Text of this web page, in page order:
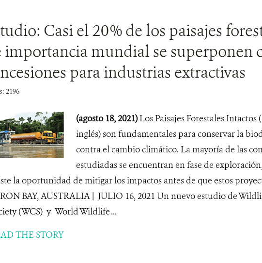
Casi el 20% de los paisajes
importancia mundial se superponen
para industrias extractivas
2196
(agosto 18, 2021)Los Paisajes Forestales Intactos
inglés) son fundamentales para conservar la
contra el cambio climático. La mayoría de las
estudiadas se encuentran en fase de
la oportunidad de mitigar los impactos antes de que estos
BAY, AUSTRALIA | JULIO 16, 2021 Un nuevo estudio de
(WCS) y World Wildlife ...
THE STORY